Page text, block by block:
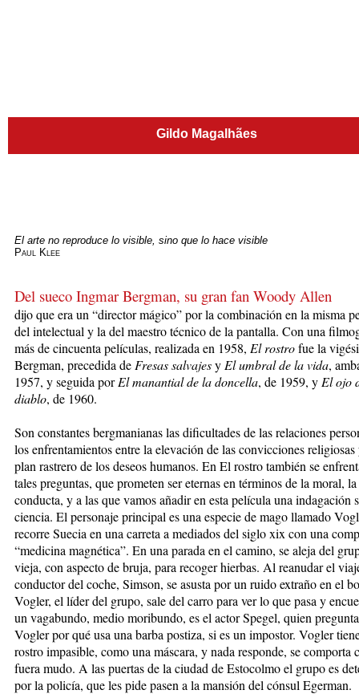
Gildo Magalhães
El arte no reproduce lo visible, sino que lo hace visible
Paul Klee
Del sueco Ingmar Bergman, su gran fan Woody Allen
dijo que era un “director mágico” por la combinación en la misma
del intelectual y la del maestro técnico de la pantalla. Con una
más de cincuenta películas, realizada en 1958, El rostrofue la
Bergman, precedida de Fresas salvajesy El umbral de la vida,
1957, y seguida porEl manantial de la doncella, de 1959, y El ojo
diablo, de 1960.
Son constantes bergmanianas las dificultades de las relaciones
los enfrentamientos entre la elevación de las convicciones
plan rastrero de los deseos humanos. En El rostro también se
tales preguntas, que prometen ser eternas en términos de la moral,
conducta, y a las que vamos añadir en esta película una indagación
ciencia. El personaje principal es una especie de mago llamado
recorre Suecia en una carreta a mediados del siglo xix con una
“medicina magnética”. En una parada en el camino, se aleja del
vieja, con aspecto de bruja, para recoger hierbas. Al reanudar el
conductor del coche, Simson, se asusta por un ruido extraño en el
Vogler, el líder del grupo, sale del carro para ver lo que pasa y
un vagabundo, medio moribundo, es el actor Spegel, quien
Vogler por qué usa una barba postiza, si es un impostor. Vogler
rostro impasible, como una máscara, y nada responde, se comporta
fuera mudo. A las puertas de la ciudad de Estocolmo el grupo es
por la policía, que les pide pasen a la mansión del cónsul Egerman.